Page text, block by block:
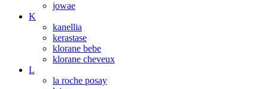
jowae
K
kanellia
kerastase
klorane bebe
klorane cheveux
L
la roche posay